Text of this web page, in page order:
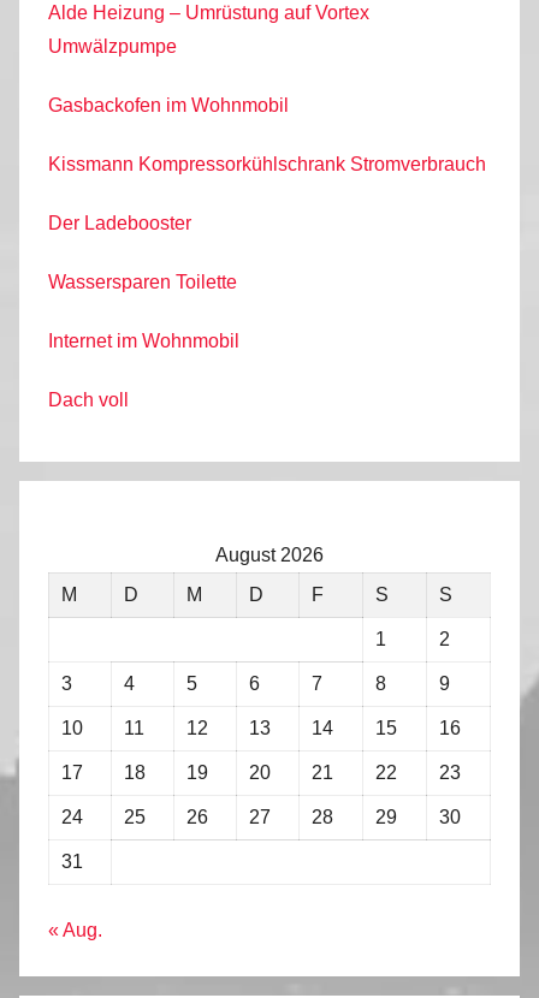
Alde Heizung – Umrüstung auf Vortex
Umwälzpumpe
Gasbackofen im Wohnmobil
Kissmann Kompressorkühlschrank Stromverbrauch
Der Ladebooster
Wassersparen Toilette
Internet im Wohnmobil
Dach voll
August 2026
M
D M D F S S
1 2
3 4 5 6 7 8 9
10 11 12 13 14 15 16
17 18 19 20 21 22 23
24 25 26 27 28 29 30
31
« Aug.